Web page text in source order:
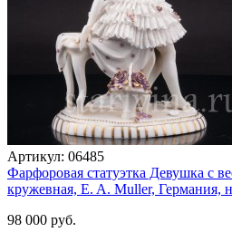
Артикул: 06485
Фарфоровая статуэтка Девушка с
кружевная, E. A. Muller, Германия,
98 000 руб.